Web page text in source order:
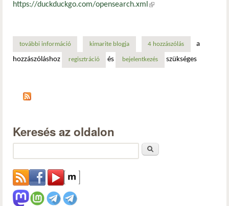
https://duckduckgo.com/opensearch.xml(külső hivatkozás)
további információa thunderbird levelezőkiszolgáló beállítása a duckduckgo
kimarite blogja 4 hozzászólás a
hozzászóláshoz regisztráció és bejelentkezés szükséges
Keresés az oldalon